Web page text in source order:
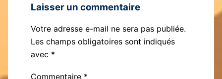
Laisser un commentaire
Votre adresse e-mail ne sera pas publiée.
Les champs obligatoires sont indiqués
avec *
Commentaire *